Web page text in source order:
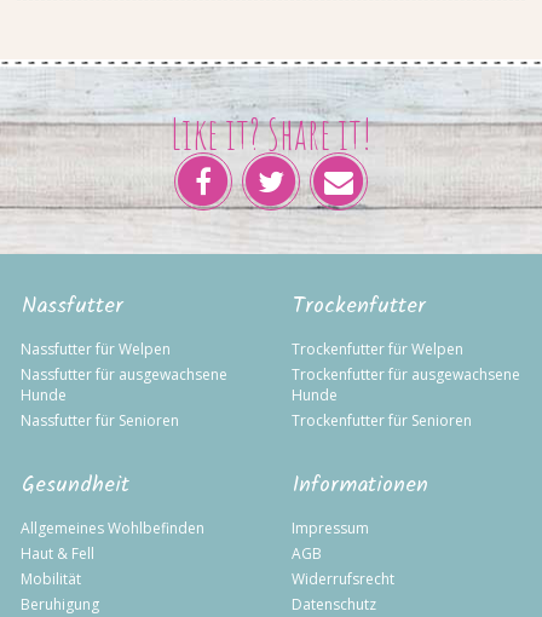
Like it? Share it!
Nassfutter
Nassfutter für Welpen
Nassfutter für ausgewachsene
Hunde
Nassfutter für Senioren
Trockenfutter
Trockenfutter für Welpen
Trockenfutter für ausgewachsene
Hunde
Trockenfutter für Senioren
Gesundheit
Allgemeines Wohlbefinden
Haut & Fell
Mobilität
Beruhigung
Informationen
Impressum
AGB
Widerrufsrecht
Datenschutz